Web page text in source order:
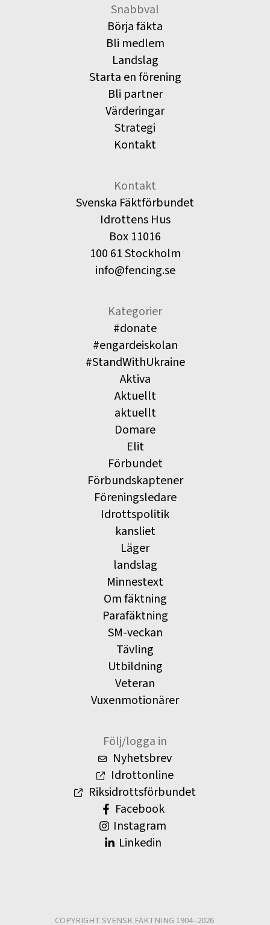
Snabbval
Börja fäkta
Bli medlem
Landslag
Starta en förening
Bli partner
Värderingar
Strategi
Kontakt
Kontakt
Svenska Fäktförbundet
Idrottens Hus
Box 11016
100 61 Stockholm
info@fencing.se
Kategorier
#donate
#engardeiskolan
#StandWithUkraine
Aktiva
Aktuellt
aktuellt
Domare
Elit
Förbundet
Förbundskaptener
Föreningsledare
Idrottspolitik
kansliet
Läger
landslag
Minnestext
Om fäktning
Parafäktning
SM-veckan
Tävling
Utbildning
Veteran
Vuxenmotionärer
Följ/logga in
Nyhetsbrev
Idrottonline
Riksidrottsförbundet
Facebook
Instagram
Linkedin
COPYRIGHT SVENSK FÄKTNING 1904–2026